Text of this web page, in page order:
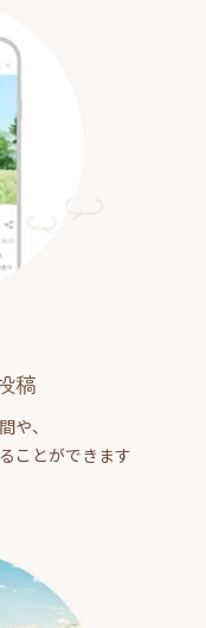
稿
や、
ことができます